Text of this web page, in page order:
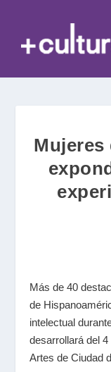
Mujeres
Más de 40
de
intelectual
desarrollará del
Artes de Ciudad